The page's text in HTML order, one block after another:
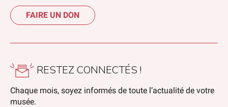
FAIRE UN DON
RESTEZ CONNECTÉS !
Chaque mois, soyez informés de toute l’actualité de votre
musée.